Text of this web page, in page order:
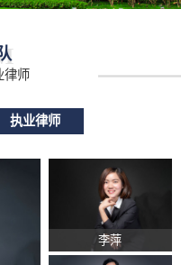
律师
执业律师
李萍